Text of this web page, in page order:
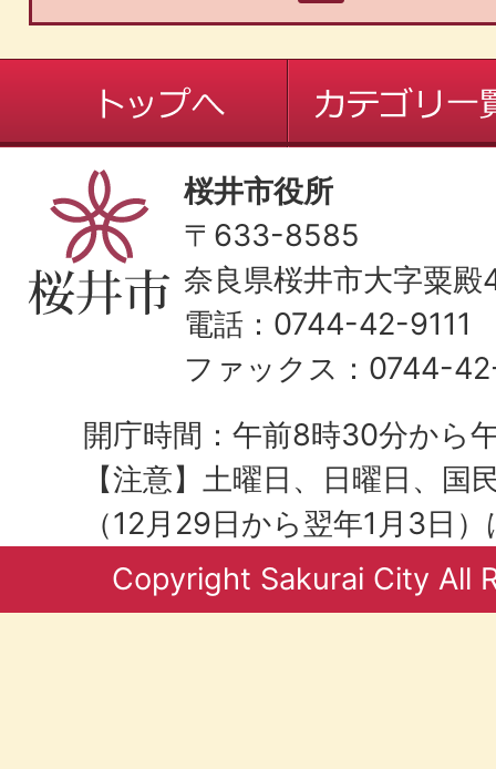
桜井市役所
〒633-8585
奈良県桜井市大字粟
電話：0744-42-9111
ファックス：0744-
開庁時間：午前8時30分から
【注意】土曜日、日曜日、国
（12月29日から翌年1月3日
Copyright Sakurai City All